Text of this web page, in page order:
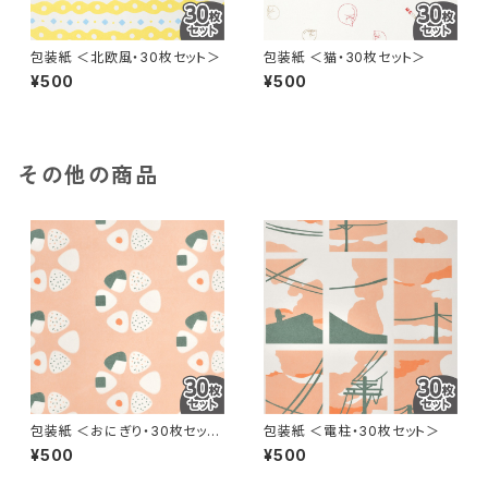
包装紙 ＜北欧風・30枚セット＞
¥500
包装紙 ＜猫・30枚セット＞
¥500
その他の商品
包装紙 ＜おにぎり・30枚セット
＞
¥500
包装紙 ＜電柱・30枚セット＞
¥500